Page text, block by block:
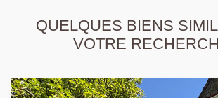
QUELQUES BIENS
VOTRE